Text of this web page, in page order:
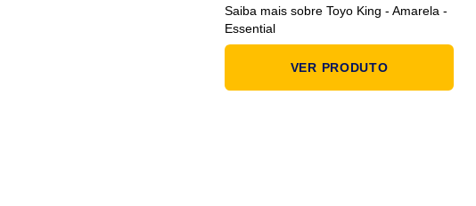
Saiba mais sobre Toyo King - Amarela -
Essential
VER PRODUTO